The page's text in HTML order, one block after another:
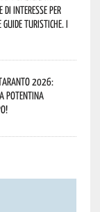
interesse per
Turistiche. I
2026:
potentina